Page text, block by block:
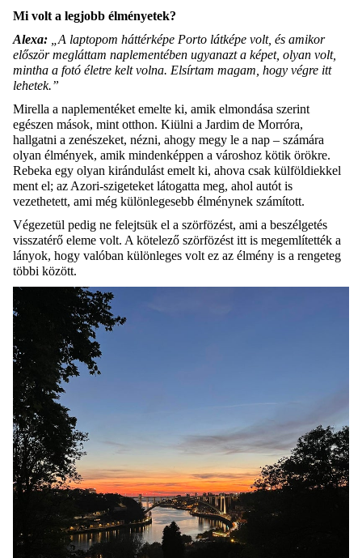
Mi volt a legjobb élményetek?
Alexa: „A laptopom háttérképe Porto látképe volt, és amikor
először megláttam naplementében ugyanazt a képet, olyan volt,
mintha a fotó életre kelt volna. Elsírtam magam, hogy végre itt
lehetek.”
Mirella a naplementéket emelte ki, amik elmondása szerint
egészen mások, mint otthon. Kiülni a Jardim de Morróra,
hallgatni a zenészeket, nézni, ahogy megy le a nap – számára
olyan élmények, amik mindenképpen a városhoz kötik örökre.
Rebeka egy olyan kirándulást emelt ki, ahova csak külföldiekkel
ment el; az Azori-szigeteket látogatta meg, ahol autót is
vezethetett, ami még különlegesebb élménynek számított.
Végezetül pedig ne felejtsük el a szörfözést, ami a beszélgetés
visszatérő eleme volt. A kötelező szörfözést itt is megemlítették a
lányok, hogy valóban különleges volt ez az élmény is a rengeteg
többi között.